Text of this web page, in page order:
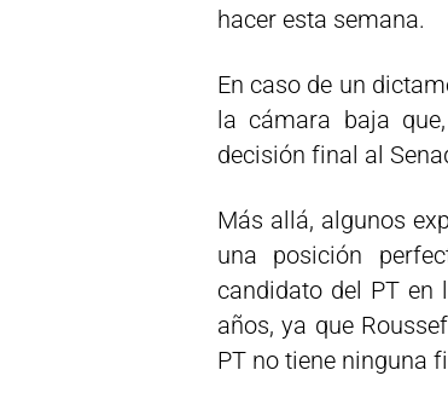
hacer esta semana.
En caso de un
la cámara baja
decisión final al
Más allá, algunos
una posición
candidato del PT en
años, ya que
PT no tiene ninguna